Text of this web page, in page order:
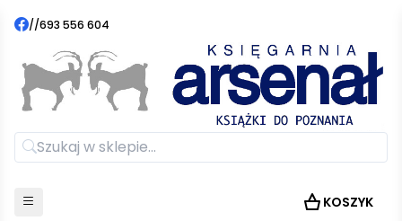
//693 556 604
KOSZYK